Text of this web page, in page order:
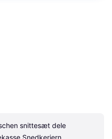
snittesæt dele
Snedkerjern